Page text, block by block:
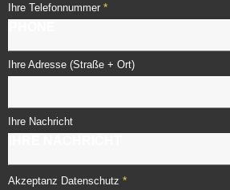
Ihre Telefonnummer *
Ihre Adresse (Straße + Ort)
Ihre Nachricht
Akzeptanz Datenschutz *